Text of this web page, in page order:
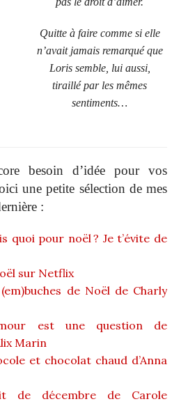
Quitte à faire comme si elle
n’avait jamais remarqué que
Loris semble, lui aussi,
tiraillé par les mêmes
sentiments…
besoin d’idée pour vos
une petite sélection de mes
:
quoi pour noël ? Je t’évite de
sur Netflix
de Noël de Charly
est une question de
Marin
et chocolat chaud d’Anna
de décembre de Carole